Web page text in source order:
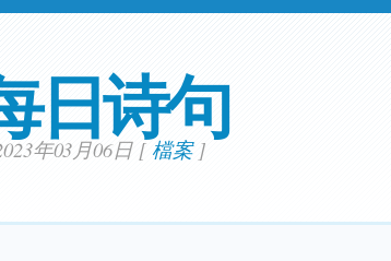
日诗句
年03月06日 [檔案]